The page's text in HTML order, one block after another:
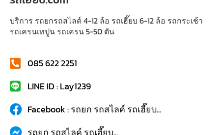
บริการ รถยกรถสไลด์ 4-12 ล้อ รถเฮี๊ยบ 6-12 ล้อ รถกระเช้า
รถเครนเทปูน รถเครน 5-50 ตัน
085 622 2251
LINE ID : Lay1239
Facebook : รถยก รถสไลค์ รถเฮี๊ยบ...